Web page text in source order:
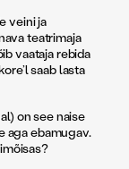
veini ja
teatrimaja
vaataja rebida
saab lasta
on see naise
aga ebamugav.